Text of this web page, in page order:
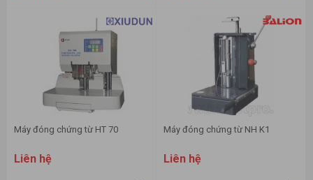
Máy đóng chứng từ HT 70
Liên hệ
Máy đóng chứng từ NH K1
Liên hệ